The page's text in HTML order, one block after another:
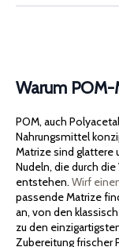
Warum POM-
POM, auch
Nahrungsmittel
Matrize sind glattere
Nudeln, die durch
entstehen. Wirf
passende Matrize
an, von den
zu den
Zubereitung frischer